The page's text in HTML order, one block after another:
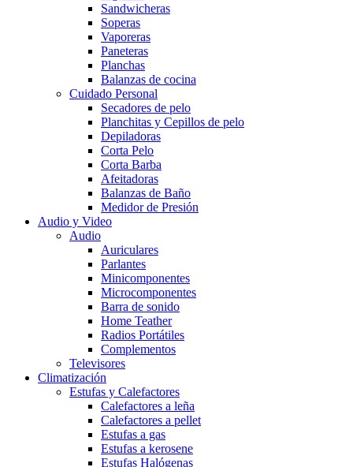
Sandwicheras
Soperas
Vaporeras
Paneteras
Planchas
Balanzas de cocina
Cuidado Personal
Secadores de pelo
Planchitas y Cepillos de pelo
Depiladoras
Corta Pelo
Corta Barba
Afeitadoras
Balanzas de Baño
Medidor de Presión
Audio y Video
Audio
Auriculares
Parlantes
Minicomponentes
Microcomponentes
Barra de sonido
Home Teather
Radios Portátiles
Complementos
Televisores
Climatización
Estufas y Calefactores
Calefactores a leña
Calefactores a pellet
Estufas a gas
Estufas a kerosene
Estufas Halógenas